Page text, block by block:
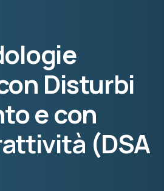
Disturbi
e con
(DSA